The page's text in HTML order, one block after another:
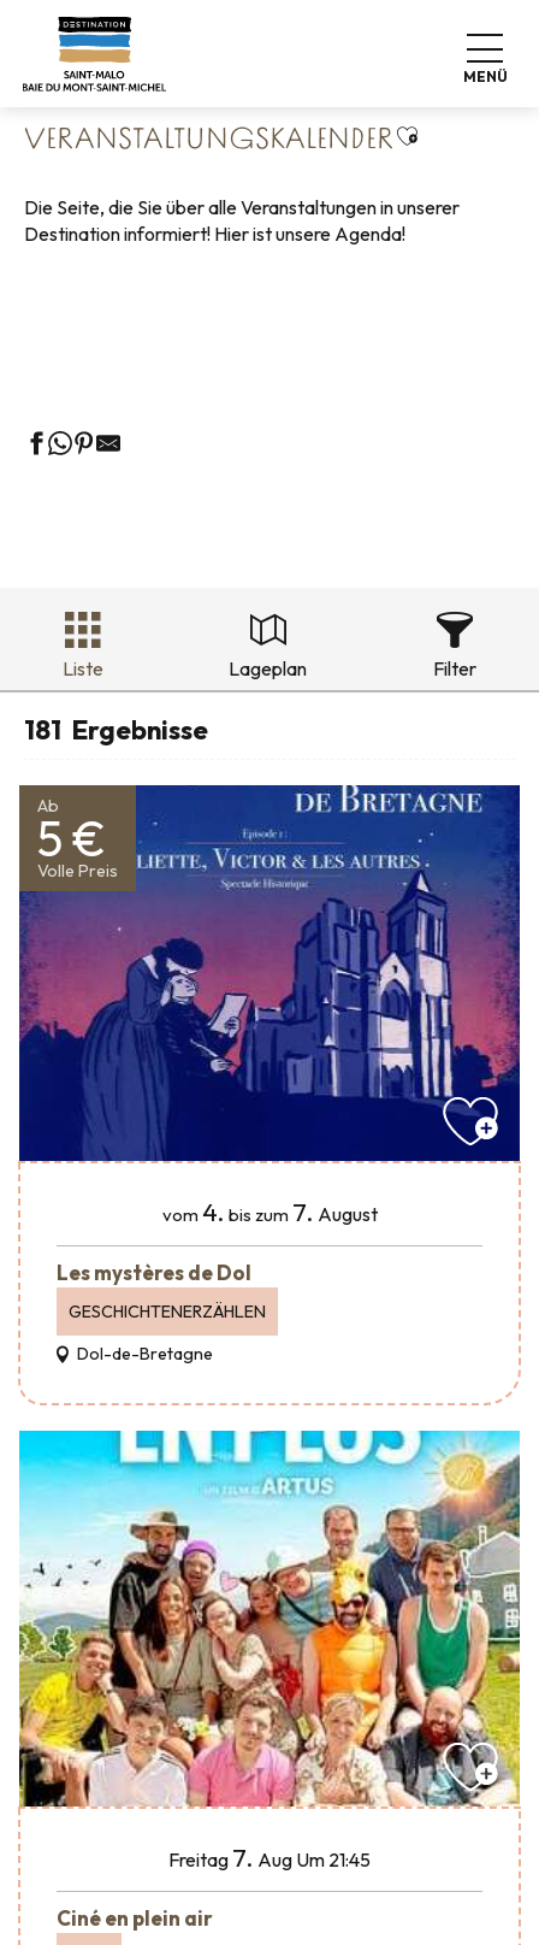
contenu
MENÜ
Startseite
Veranstaltungskalender
VERANSTALTUNGSKALENDERAjouter aux
Die Seite, die Sie über alle Veranstaltungen in unserer
Destination informiert! Hier ist unsere Agenda!
Liste Lageplan Filter
181 Ergebnisse
Ab
5 €
Volle Preis
vom 4. bis zum 7. August
Les mystères de Dol
GESCHICHTENERZÄHLEN
Dol-de-Bretagne
Freitag 7. Aug Um 21:45
Ciné en plein air